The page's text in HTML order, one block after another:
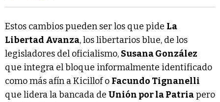
Estos cambios pueden ser los que pide La
Libertad Avanza, los libertarios blue, de los
legisladores del oficialismo, Susana González
que integra el bloque informalmente identificado
como más afín a Kicillof o Facundo Tignanelli
que lidera la bancada de Unión por la Patriapero